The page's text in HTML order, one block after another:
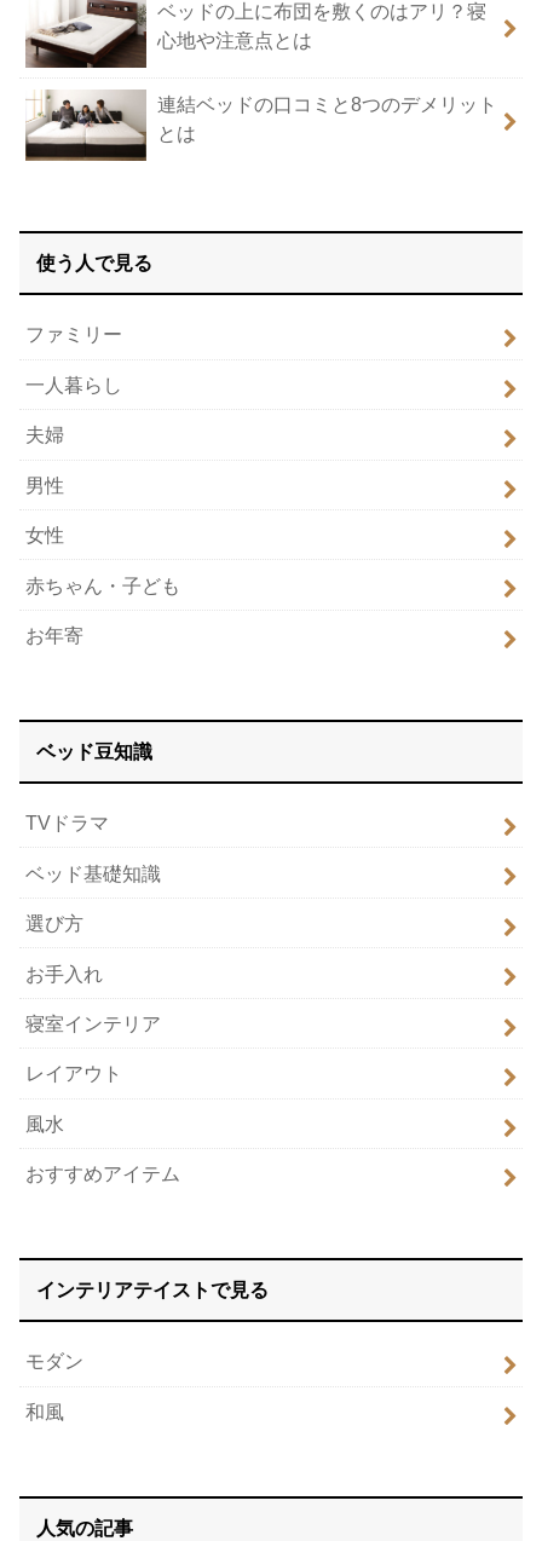
ベッドの上に布団を敷くのはアリ？寝
心地や注意点とは
連結ベッドの口コミと8つのデメリット
とは
使う人で見る
ファミリー
一人暮らし
夫婦
男性
女性
赤ちゃん・子ども
お年寄
ベッド豆知識
TVドラマ
ベッド基礎知識
選び方
お手入れ
寝室インテリア
レイアウト
風水
おすすめアイテム
インテリアテイストで見る
モダン
和風
人気の記事